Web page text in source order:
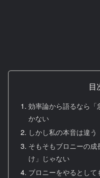
目
効率論から語るなら「
かない
しかし私の本音は違う
そもそもブロニーの
け」じゃない
ブロニーをやるとし